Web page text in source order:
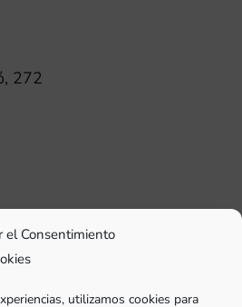
el Consentimiento
utilizamos cookies para
272